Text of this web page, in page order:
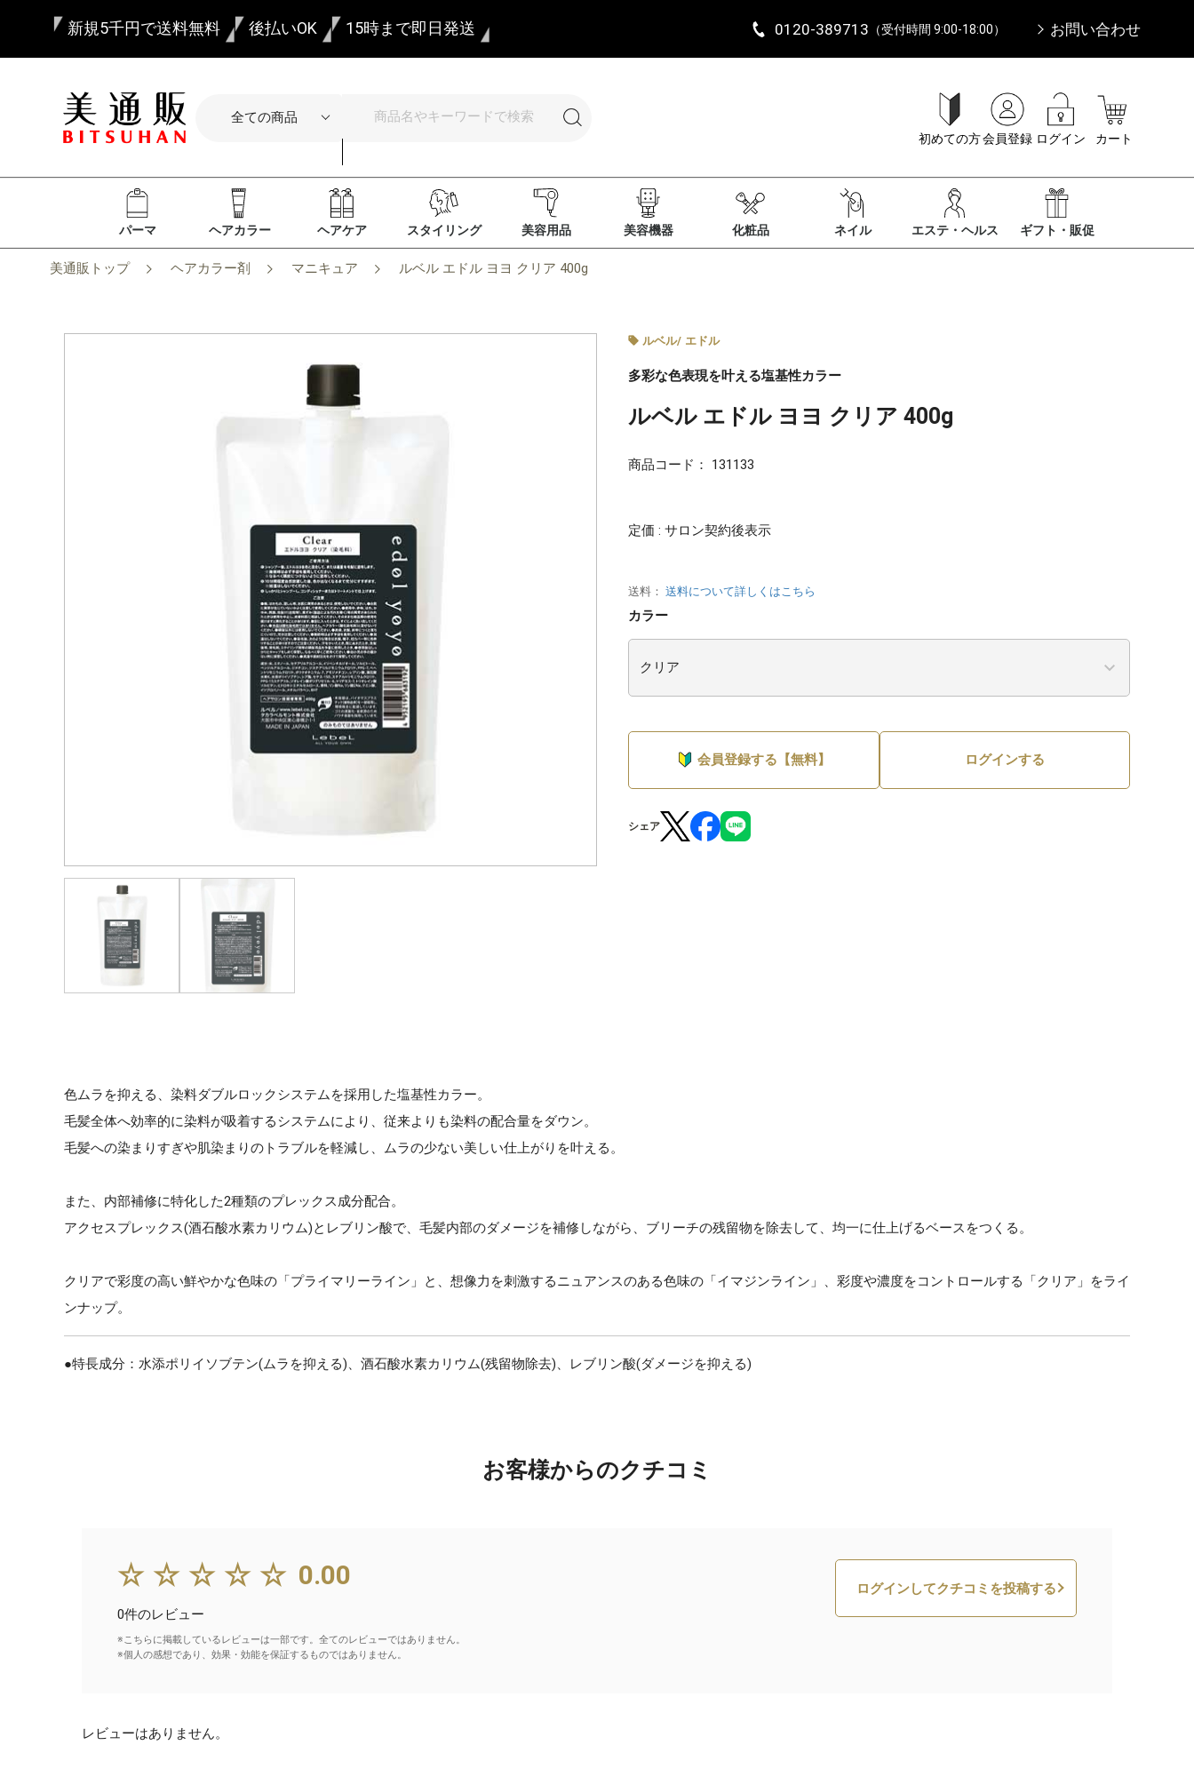
新規5千円で送料無料 後払いOK 15時まで即日発送 0120-389713 （受付時間 9:00-18:00） お問い合わせ
初めての方会員登録 ログイン カート
パーマ ヘアカラー ヘアケア スタイリング 美容用品 美容機器 化粧品 ネイル エステ・ヘルス ギフト・販促
美通販トップ ヘアカラー剤 マニキュア ルベル エドル ヨヨ クリア 400g
ルベル/ エドル
多彩な色表現を叶える塩基性カラー
ルベル エドル ヨヨ クリア 400g
商品コード： 131133
定価 : サロン契約後表示
送料： 送料について詳しくはこちら
カラー
会員登録する【無料】 ログインする
シェア
色ムラを抑える、染料ダブルロックシステムを採用した塩基性カラー。
毛髪全体へ効率的に染料が吸着するシステムにより、従来よりも染料の配合量をダウン。
毛髪への染まりすぎや肌染まりのトラブルを軽減し、ムラの少ない美しい仕上がりを叶える。
また、内部補修に特化した2種類のプレックス成分配合。
アクセスプレックス(酒石酸水素カリウム)とレブリン酸で、毛髪内部のダメージを補修しながら、ブリーチの残留物を除去して、均一に仕上げるベースをつくる。
クリアで彩度の高い鮮やかな色味の「プライマリーライン」と、想像力を刺激するニュアンスのある色味の「イマジンライン」、彩度や濃度をコントロールする「クリア」をライ
ンナップ。
●特長成分：水添ポリイソブテン(ムラを抑える)、酒石酸水素カリウム(残留物除去)、レブリン酸(ダメージを抑える)
お客様からのクチコミ
☆☆☆☆☆ 0.00
0件のレビュー
※こちらに掲載しているレビューは一部です。全てのレビューではありません。
※個人の感想であり、効果・効能を保証するものではありません。
ログインしてクチコミを投稿する
レビューはありません。